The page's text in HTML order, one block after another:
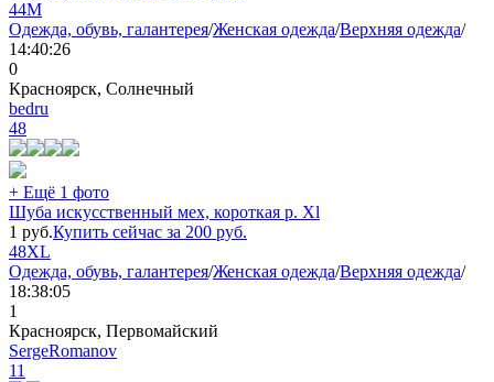
44M
Одежда, обувь, галантерея/Женская одежда/Верхняя одежда/
14:40:26
0
Красноярск, Солнечный
bedru
48
+ Ещё 1 фото
Шуба искусственный мех, короткая р. Xl
1 руб.Купить сейчас за 200 руб.
48XL
Одежда, обувь, галантерея/Женская одежда/Верхняя одежда/
18:38:05
1
Красноярск, Первомайский
SergeRomanov
11